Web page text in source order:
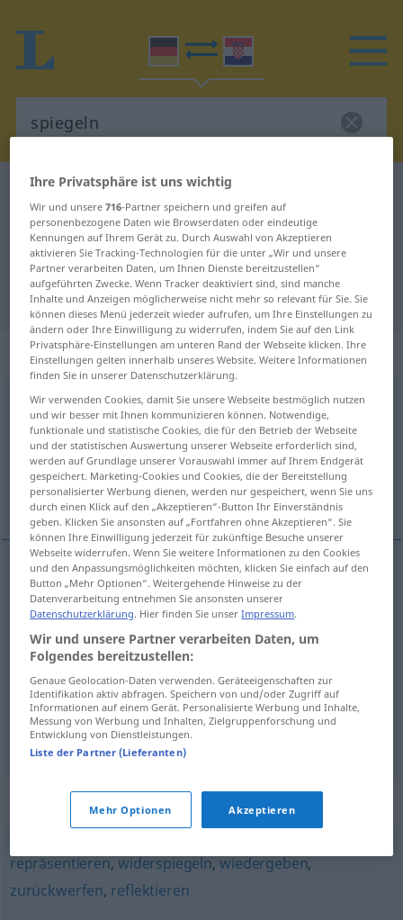
Deutsch-Kroatisch Wörterbuch
Deutsch-Kroatisch Übersetzung für
"spiegeln"
"spiegeln" Kroatisch Übersetzung
„spiegeln“
spiegeln
Übersicht aller Übersetzungen
(Für mehr Details die Übersetzung anklicken/antippen)
zrcaliti se odražavati se
Beispiele
sich spiegeln
zrcalitise
sich spiegeln FIG
odražavatise
Synonyme für "spiegeln"
repräsentieren, widerspiegeln,wiedergeben,
zurückwerfen, reflektieren
Ihre Privatsphäre ist uns wichtig
Wir und unsere716-Partner speichern und greifen auf
personenbezogene Daten wie Browserdaten oder eindeutige
Kennungen auf Ihrem Gerät zu. Durch Auswahl von Akzeptieren
aktivieren Sie Tracking-Technologien für die unter „Wir und unsere
Partner verarbeiten Daten, um Ihnen Dienste bereitzustellen“
aufgeführten Zwecke. Wenn Tracker deaktiviert sind, sind manche
Inhalte und Anzeigen möglicherweise nicht mehr so relevant für Sie. Sie
können dieses Menü jederzeit wieder aufrufen, um Ihre Einstellungen zu
ändern oder Ihre Einwilligung zu widerrufen, indem Sie auf den Link
Privatsphäre-Einstellungen am unteren Rand der Webseite klicken. Ihre
Einstellungen gelten innerhalb unseres Website. Weitere Informationen
finden Sie in unserer Datenschutzerklärung.
Wir verwenden Cookies, damit Sie unsere Webseite bestmöglich nutzen
und wir besser mit Ihnen kommunizieren können. Notwendige,
funktionale und statistische Cookies, die für den Betrieb der Webseite
und der statistischen Auswertung unserer Webseite erforderlich sind,
werden auf Grundlage unserer Vorauswahl immer auf Ihrem Endgerät
gespeichert. Marketing-Cookies und Cookies, die der Bereitstellung
personalisierter Werbung dienen, werden nur gespeichert, wenn Sie uns
durch einen Klick auf den „Akzeptieren“-Button Ihr Einverständnis
geben. Klicken Sie ansonsten auf „Fortfahren ohne Akzeptieren“. Sie
können Ihre Einwilligung jederzeit für zukünftige Besuche unserer
Webseite widerrufen. Wenn Sie weitere Informationen zu den Cookies
und den Anpassungsmöglichkeiten möchten, klicken Sie einfach auf den
Button „Mehr Optionen“. Weitergehende Hinweise zu der
Datenverarbeitung entnehmen Sie ansonsten unserer
Datenschutzerklärung. Hier finden Sie unserImpressum.
Wir und unsere Partner verarbeiten Daten, um
Folgendes bereitzustellen:
Genaue Geolocation-Daten verwenden. Geräteeigenschaften zur
Identifikation aktiv abfragen. Speichern von und/oder Zugriff auf
Informationen auf einem Gerät. Personalisierte Werbung und Inhalte,
Messung von Werbung und Inhalten, Zielgruppenforschung und
Entwicklung von Dienstleistungen.
Liste der Partner (Lieferanten)
Mehr Optionen Akzeptieren